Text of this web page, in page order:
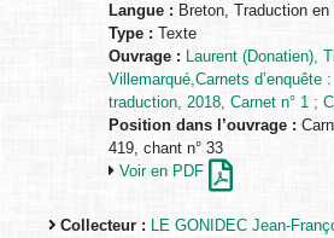
Langue : Breton, Traduction en
Type : Texte
Ouvrage : Laurent (Donatien),
Villemarqué,Carnets d’enquête
traduction, 2018, Carnet n° 1 ;
Position dans l’ouvrage :
419, chant n° 33
Voir en PDF
Collecteur : LE GONIDEC Jean-